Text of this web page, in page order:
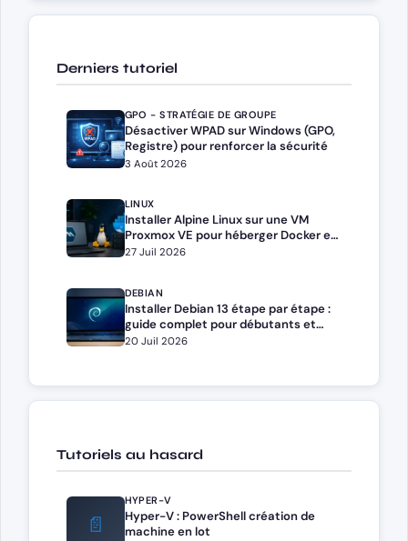
Derniers tutoriel
GPO - STRATÉGIE DE GROUPE
Désactiver WPAD sur Windows (GPO,
Registre) pour renforcer la sécurité
3 Août 2026
LINUX
Installer Alpine Linux sur une VM
Proxmox VE pour héberger Docker et
Docker Compose
27 Juil 2026
DEBIAN
Installer Debian 13 étape par étape :
guide complet pour débutants et
administrateurs
20 Juil 2026
Tutoriels au hasard
📄
HYPER-V
Hyper-V : PowerShell création de
machine en lot